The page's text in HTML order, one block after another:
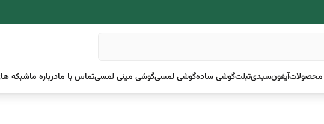
آیفونسبدیتبلتگوشی سادهگوشی لمسیگوشی مینی لمسیتماس با مادرباره ماشبکه